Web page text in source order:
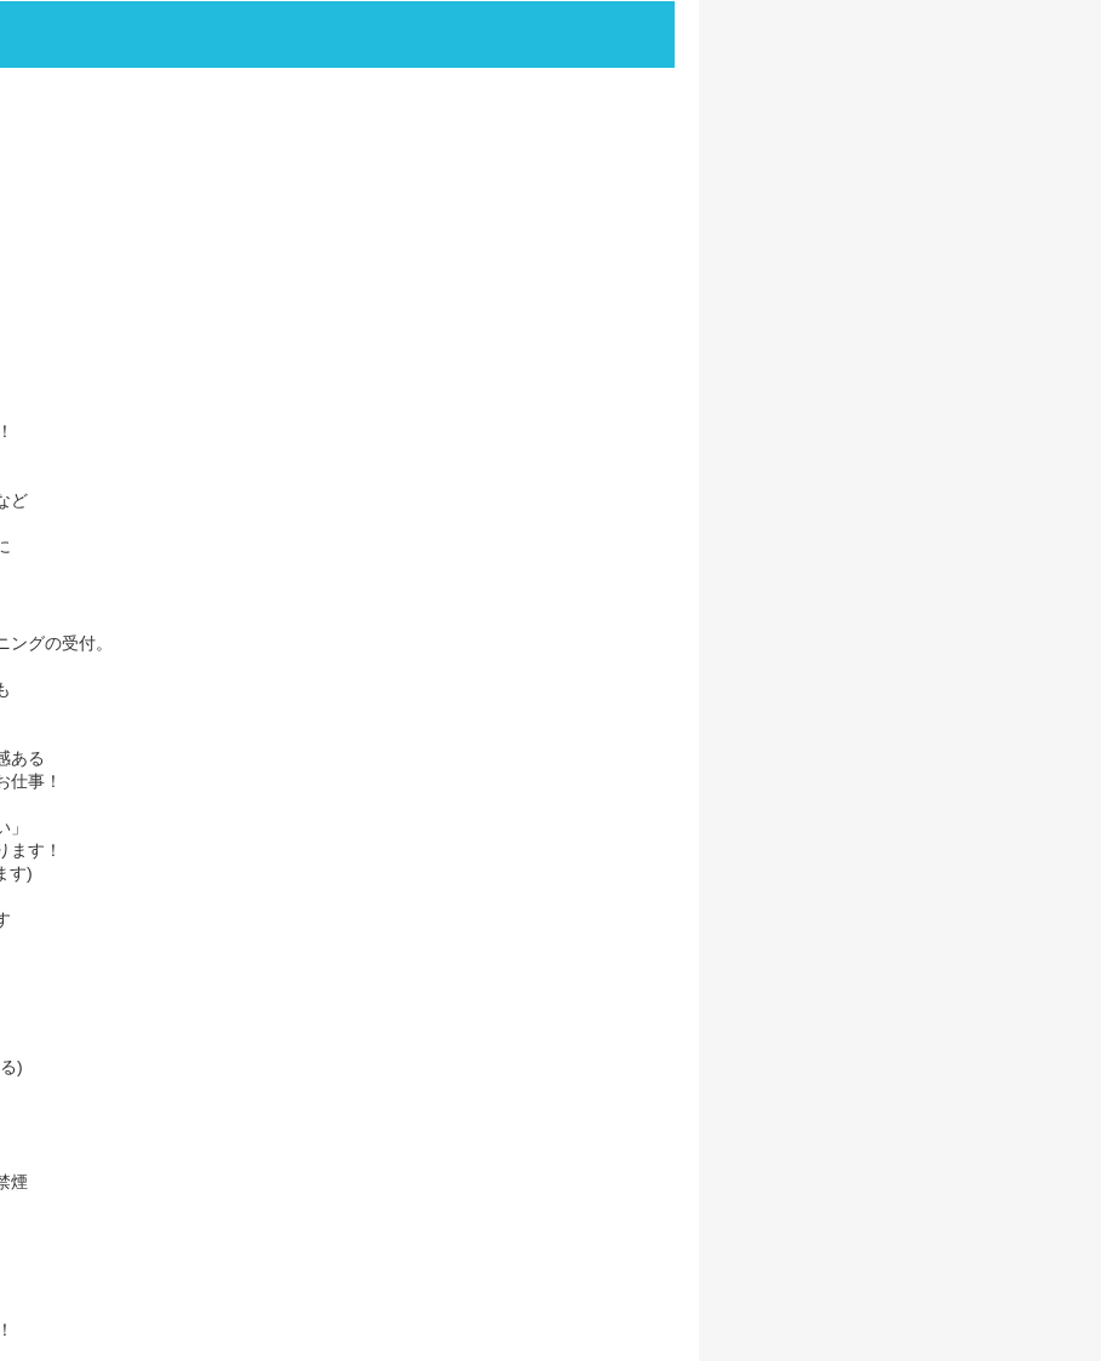
ど
グの受付。
ある
仕事！
ます！
す)
)
煙